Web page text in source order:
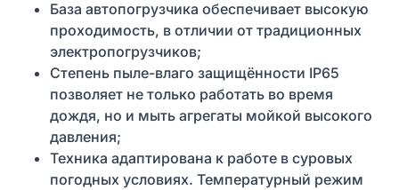
База автопогрузчика обеспечивает высокую
проходимость, в отличии от традиционных
электропогрузчиков;
Степень пыле-влаго защищённости IP65
позволяет не только работать во время
дождя, но и мыть агрегаты мойкой высокого
давления;
Техника адаптирована к работе в суровых
погодных условиях. Температурный режим